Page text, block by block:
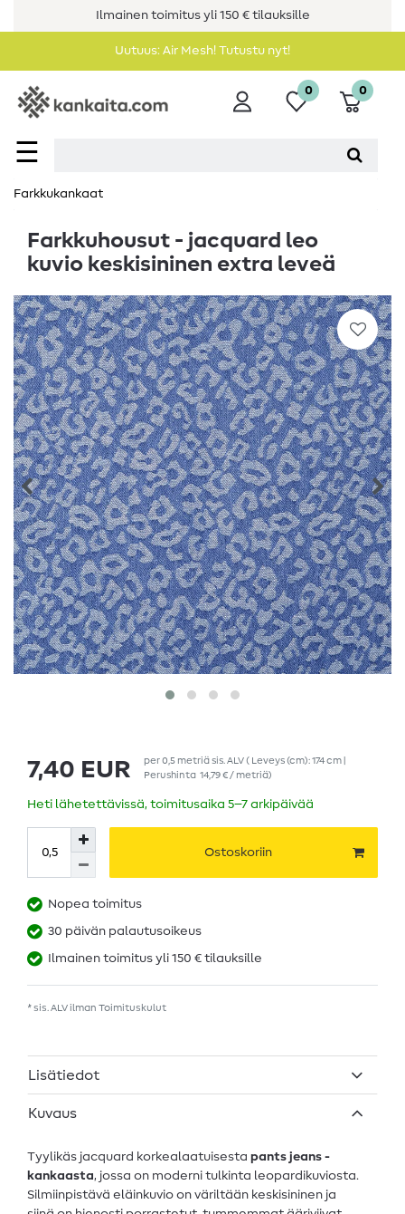
Ilmainen toimitus yli 150 € tilauksille
Uutuus: Air Mesh! Tutustu nyt!
☰
0 0
Farkkukankaat
Farkkuhousut - jacquard leo
kuvio keskisininen extra leveä
7,40 EUR per0,5 metriäsis. ALV( Leveys (cm): 174 cm |
Perushinta 14,79 € / metriä)
Heti lähetettävissä, toimitusaika 5–7 arkipäivää
Ostoskoriin
Nopea toimitus
30 päivän palautusoikeus
Ilmainen toimitus yli 150 € tilauksille
* sis. ALV ilman Toimituskulut
Lisätiedot
Kuvaus
Tyylikäs jacquard korkealaatuisesta pants jeans -
kankaasta, jossa on moderni tulkinta leopardikuviosta.
Silmiinpistävä eläinkuvio on väriltään keskisininen ja